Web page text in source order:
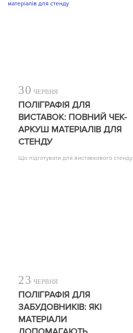
30 ЧЕРВНЯ
ПОЛІГРАФІЯ ДЛЯ
ВИСТАВОК: ПОВНИЙ ЧЕК-
АРКУШ МАТЕРІАЛІВ ДЛЯ
СТЕНДУ
Що підготувати для виставкового стенду
23 ЧЕРВНЯ
ПОЛІГРАФІЯ ДЛЯ
ЗАБУДОВНИКІВ: ЯКІ
МАТЕРІАЛИ